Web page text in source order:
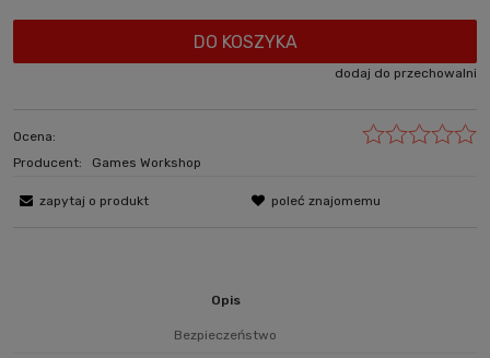
DO KOSZYKA
dodaj do przechowalni
Ocena:
Producent:
Games Workshop
zapytaj o produkt poleć znajomemu
Opis
Bezpieczeństwo